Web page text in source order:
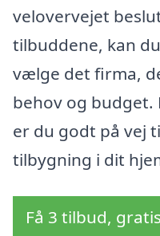
velovervejet
tilbuddene, kan
vælge det firma,
behov og
er du godt på vej
tilbygning i dit
Få 3 tilbud,